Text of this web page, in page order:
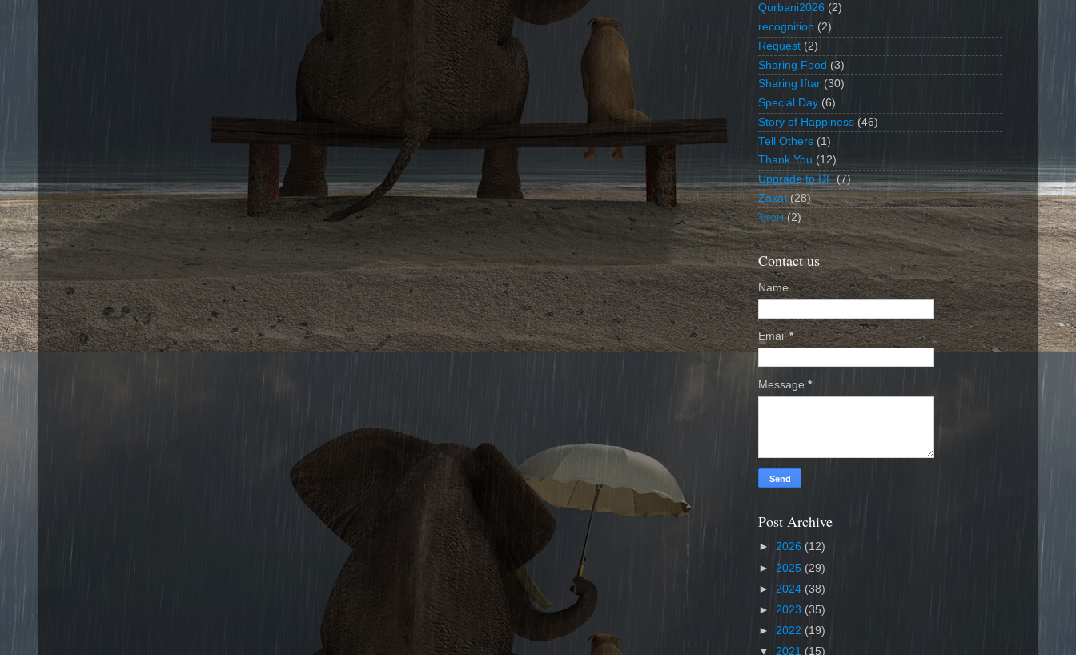
Qurbani2026 (2)
recognition (2)
Request (2)
Sharing Food (3)
Sharing Iftar (30)
Special Day (6)
Story of Happiness (46)
Tell Others (1)
Thank You (12)
Upgrade to DF (7)
Zakat (28)
ইফতার (2)
Contact us
Name
Email*
Message *
Post Archive
► 2026 (12)
► 2025 (29)
► 2024 (38)
► 2023 (35)
► 2022 (19)
▼ 2021 (15)